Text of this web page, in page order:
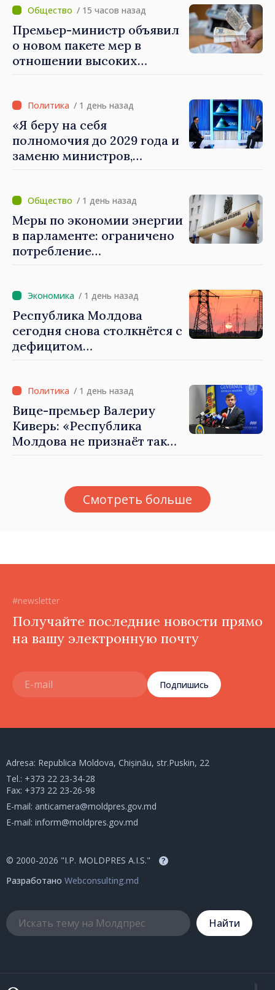
экономики: премьер-
министр Василе Тофан
посетил Агентство
электронного управления
/ 15 часов назад
Премьер-министр объявил
о новом пакете мер в
отношении высоких
/ 1 день назад
«Я беру на себя
полномочия до 2029 года и
заменю министров,
премьер-министр Василе
Тофан
/ 1 день назад
Меры по экономии энергии
в парламенте: ограничено
потребление
/ 1 день назад
Республика Молдова
сегодня снова столкнётся с
дефицитом
/ 1 день назад
Вице-премьер Валериу
Киверь: «Республика
Молдова не признаёт так
осуществлённые
тираспольскими властями
Смотреть больше
#newsletter
Получайте последние новости прямо
на вашу электронную почту
Подпишись
Adresa: Republica Moldova, Chișinău, str.Puskin, 22
Tel.: +373 22 23-34-28
Fax: +373 22 23-26-98
E-mail: anticamera@moldpres.gov.md
E-mail: inform@moldpres.gov.md
© 2000-2026 "I.P. MOLDPRES A.I.S." ?
Разработано Webconsulting.md
Hайти